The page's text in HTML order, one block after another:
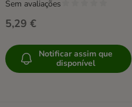
5,29 €
Sem avaliações
Notificar assim que
disponível